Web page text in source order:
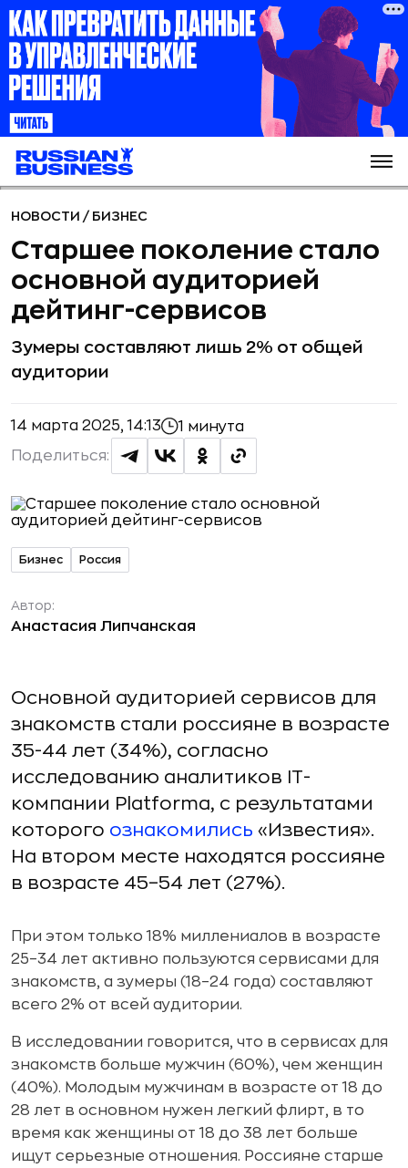
НОВОСТИ / БИЗНЕС
Старшее поколение стало
основной аудиторией
дейтинг-сервисов
Зумеры составляют лишь 2% от общей
аудитории
14 марта 2025, 14:13 1 минута
Поделиться:
Бизнес Россия
Автор:
Анастасия Липчанская
Основной аудиторией сервисов для
знакомств стали россияне в возрасте
35-44 лет (34%), согласно
исследованию аналитиков IT-
компании Platforma, с результатами
которого ознакомились «Известия».
На втором месте находятся россияне
в возрасте 45–54 лет (27%).
При этом только 18% миллениалов в возрасте
25–34 лет активно пользуются сервисами для
знакомств, а зумеры (18–24 года) составляют
всего 2% от всей аудитории.
В исследовании говорится, что в сервисах для
знакомств больше мужчин (60%), чем женщин
(40%). Молодым мужчинам в возрасте от 18 до
28 лет в основном нужен легкий флирт, в то
время как женщины от 18 до 38 лет больше
ищут серьезные отношения. Россияне старше